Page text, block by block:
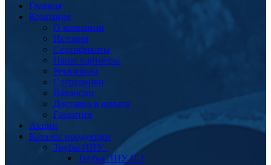
Главная
Компания
О компании
История
Сертификаты
Наши партнеры
Реквизиты
Сотрудники
Вакансии
Доставка и оплата
Гарантия
Акции
Каталог продукции
Трубы ППУ
Трубы ППУ ПЭ